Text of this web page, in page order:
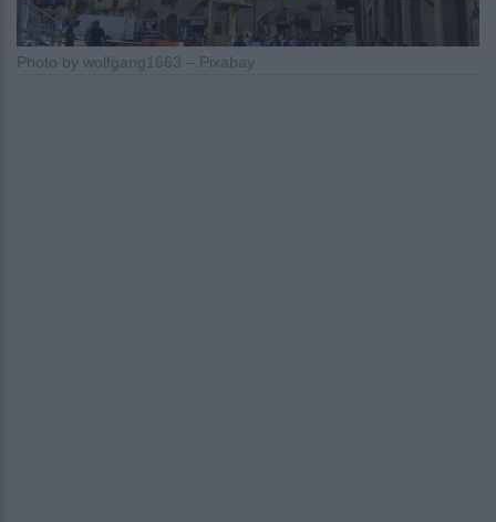
Photo by wolfgang1663 – Pixabay